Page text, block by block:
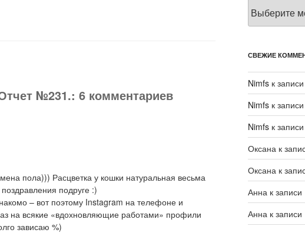
№231.: 6 комментариев
пола))) Расцветка у кошки натуральная весьма
подруге :)
– вот поэтому Instagram на телефоне и
на всякие «вдохновляющие работами» профили
зависаю %)
СВЕЖИЕ
Nimfsк
Nimfsк
Nimfsк
Оксанак
Оксанак
Аннак записи
Аннак записи